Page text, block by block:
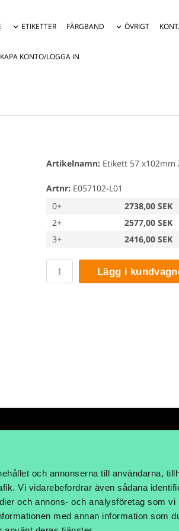
och annonserna till användarna,
Vi vidarebefordrar även sådana
och annons- och analysföretag som vi
med annan information som
ETIKETTER FÄRGBAND ÖVRIGT
KONTO/LOGGA IN
Artikelnamn: Etikett 57 x102mm
Artnr: E057102-L01
0+
2738,00 SEK
2+
2577,00 SEK
3+
2416,00 SEK
Lägg i